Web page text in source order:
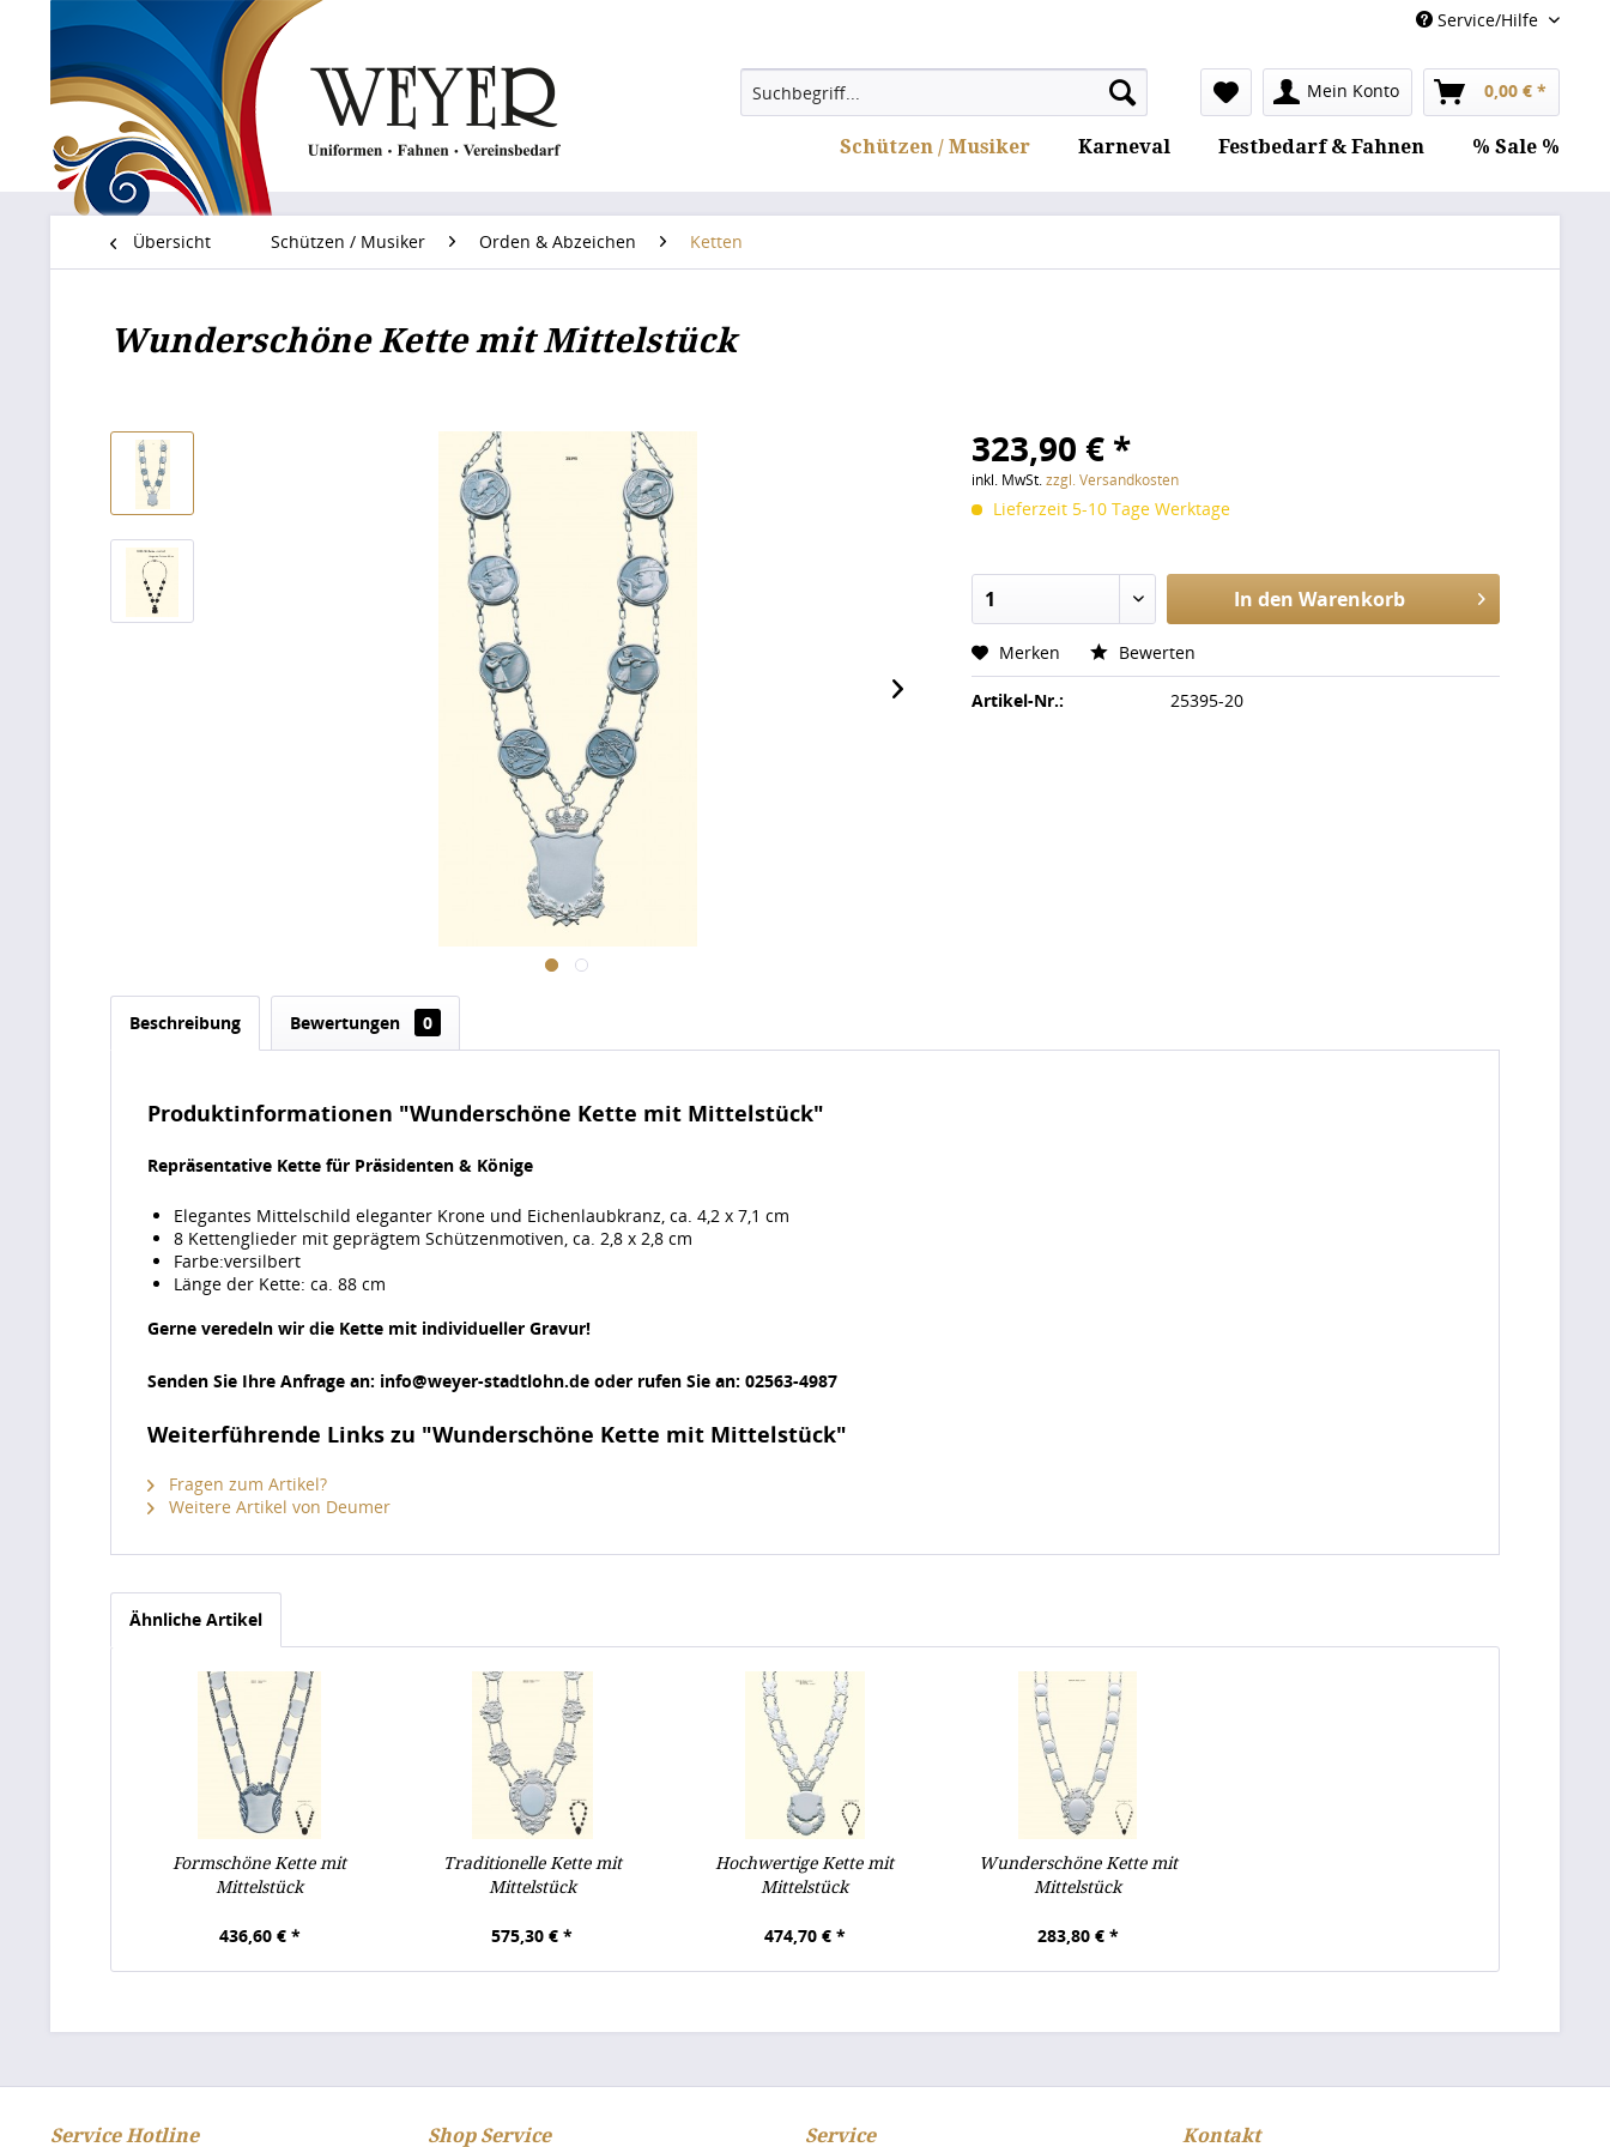
Service/Hilfe
Mein Konto 0,00 € *
Schützen / Musiker Karneval Festbedarf & Fahnen % Sale %
Übersicht Schützen / Musiker Orden & Abzeichen Ketten
Wunderschöne Kette mit Mittelstück
323,90 € *
inkl. MwSt.zzgl. Versandkosten
Lieferzeit 5-10 Tage Werktage
In den Warenkorb
Merken Bewerten
Artikel-Nr.: 25395-20
Beschreibung Bewertungen 0
Produktinformationen "Wunderschöne Kette mit Mittelstück"
Repräsentative Kette für Präsidenten & Könige
Elegantes Mittelschild eleganter Krone und Eichenlaubkranz, ca. 4,2 x 7,1 cm
8 Kettenglieder mit geprägtem Schützenmotiven, ca. 2,8 x 2,8 cm
Farbe:versilbert
Länge der Kette: ca. 88 cm
Gerne veredeln wir die Kette mit individueller Gravur!
Senden Sie Ihre Anfrage an: info@weyer-stadtlohn.de oder rufen Sie an: 02563-4987
Weiterführende Links zu "Wunderschöne Kette mit Mittelstück"
Fragen zum Artikel?
Weitere Artikel von Deumer
Ähnliche Artikel
Formschöne Kette mit
Mittelstück
436,60 € *
Traditionelle Kette mit
Mittelstück
575,30 € *
Hochwertige Kette mit
Mittelstück
474,70 € *
Wunderschöne Kette mit
Mittelstück
283,80 € *
Service Hotline Shop Service Service Kontakt